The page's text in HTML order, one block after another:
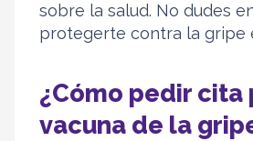
sobre la salud. No dudes
protegerte contra la gripe
¿Cómo pedir cita
vacuna de la